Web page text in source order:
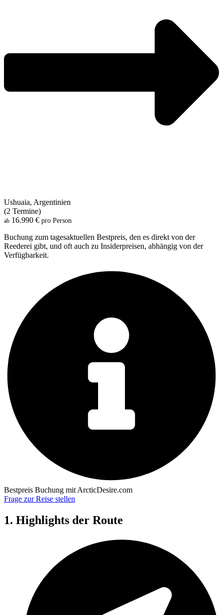
Ushuaia, Argentinien
(2 Termine)
ab 16.990 € pro Person
Buchung zum tagesaktuellen Bestpreis, den es direkt von der
Reederei gibt, und oft auch zu Insiderpreisen, abhängig von der
Verfügbarkeit.
Bestpreis Buchung mit ArcticDesire.com
Frage zur Reise stellen
1. Highlights der Route